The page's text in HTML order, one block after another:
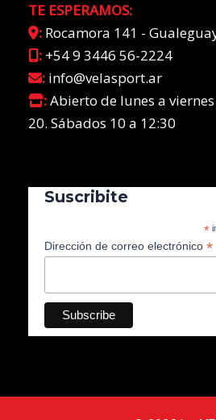
TE ESPERAMOS:
: Rocamora 141 -
: +54 9 3446 56-2224
: info@velasport.ar
:Abierto de lunes a
20. Sábados 10 a 12:30
Suscribite
*
Dirección de correo electrónico *